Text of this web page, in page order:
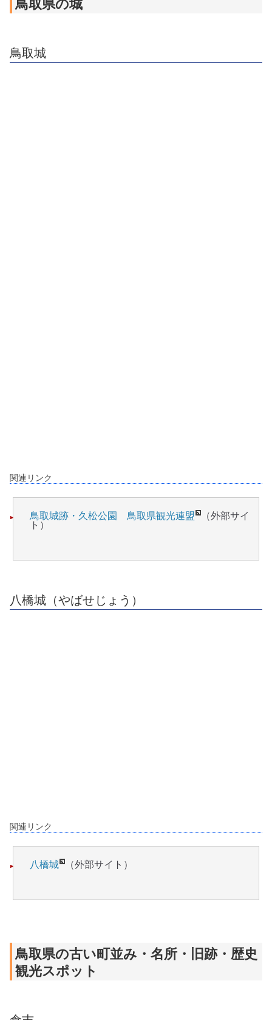
鳥取県の城
鳥取城
関連リンク
鳥取城跡・久松公園 鳥取県観光連盟 （外部サイ
ト）
八橋城（やばせじょう）
関連リンク
八橋城 （外部サイト）
鳥取県の古い町並み・名所・旧跡・歴史
観光スポット